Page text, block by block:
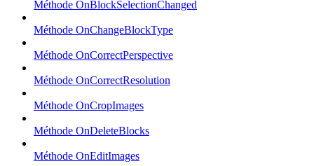
Méthode OnBlockSelectionChanged
Méthode OnChangeBlockType
Méthode OnCorrectPerspective
Méthode OnCorrectResolution
Méthode OnCropImages
Méthode OnDeleteBlocks
Méthode OnEditImages